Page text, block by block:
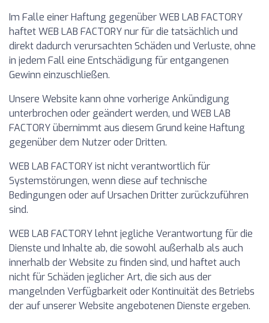
Im Falle einer Haftung gegenüber WEB LAB FACTORY
haftet WEB LAB FACTORY nur für die tatsächlich und
direkt dadurch verursachten Schäden und Verluste, ohne
in jedem Fall eine Entschädigung für entgangenen
Gewinn einzuschließen.
Unsere Website kann ohne vorherige Ankündigung
unterbrochen oder geändert werden, und WEB LAB
FACTORY übernimmt aus diesem Grund keine Haftung
gegenüber dem Nutzer oder Dritten.
WEB LAB FACTORY ist nicht verantwortlich für
Systemstörungen, wenn diese auf technische
Bedingungen oder auf Ursachen Dritter zurückzuführen
sind.
WEB LAB FACTORY lehnt jegliche Verantwortung für die
Dienste und Inhalte ab, die sowohl außerhalb als auch
innerhalb der Website zu finden sind, und haftet auch
nicht für Schäden jeglicher Art, die sich aus der
mangelnden Verfügbarkeit oder Kontinuität des Betriebs
der auf unserer Website angebotenen Dienste ergeben.